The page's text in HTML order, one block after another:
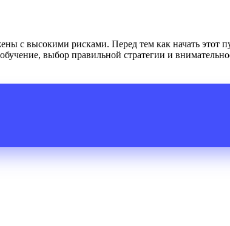
с высокими рисками. Перед тем как начать этот
выбор правильной стратегии и